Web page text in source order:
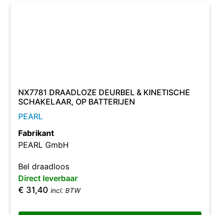
NX7781 DRAADLOZE DEURBEL & KINETISCHE
SCHAKELAAR, OP BATTERIJEN
PEARL
Fabrikant
PEARL GmbH
Bel draadloos
Direct leverbaar
€ 31,40 incl. BTW